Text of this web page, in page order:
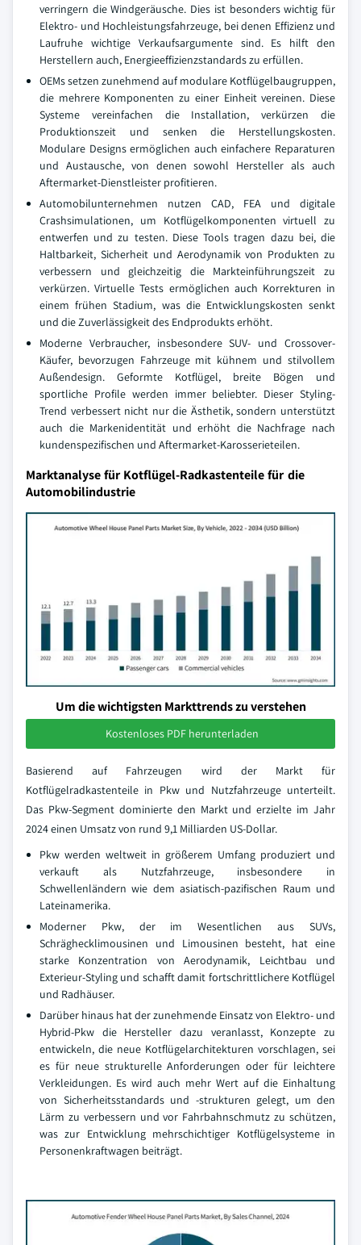
verringern die Windgeräusche. Dies ist besonders wichtig für
Elektro- und Hochleistungsfahrzeuge, bei denen Effizienz und
Laufruhe wichtige Verkaufsargumente sind. Es hilft den
Herstellern auch, Energieeffizienzstandards zu erfüllen.
OEMs setzen zunehmend auf modulare Kotflügelbaugruppen,
die mehrere Komponenten zu einer Einheit vereinen. Diese
Systeme vereinfachen die Installation, verkürzen die
Produktionszeit und senken die Herstellungskosten.
Modulare Designs ermöglichen auch einfachere Reparaturen
und Austausche, von denen sowohl Hersteller als auch
Aftermarket-Dienstleister profitieren.
Automobilunternehmen nutzen CAD, FEA und digitale
Crashsimulationen, um Kotflügelkomponenten virtuell zu
entwerfen und zu testen. Diese Tools tragen dazu bei, die
Haltbarkeit, Sicherheit und Aerodynamik von Produkten zu
verbessern und gleichzeitig die Markteinführungszeit zu
verkürzen. Virtuelle Tests ermöglichen auch Korrekturen in
einem frühen Stadium, was die Entwicklungskosten senkt
und die Zuverlässigkeit des Endprodukts erhöht.
Moderne Verbraucher, insbesondere SUV- und Crossover-
Käufer, bevorzugen Fahrzeuge mit kühnem und stilvollem
Außendesign. Geformte Kotflügel, breite Bögen und
sportliche Profile werden immer beliebter. Dieser Styling-
Trend verbessert nicht nur die Ästhetik, sondern unterstützt
auch die Markenidentität und erhöht die Nachfrage nach
kundenspezifischen und Aftermarket-Karosserieteilen.
Marktanalyse für Kotflügel-Radkastenteile für die
Automobilindustrie
Um die wichtigsten Markttrends zu verstehen
Kostenloses PDF herunterladen
Basierend auf Fahrzeugen wird der Markt für
Kotflügelradkastenteile in Pkw und Nutzfahrzeuge unterteilt.
Das Pkw-Segment dominierte den Markt und erzielte im Jahr
2024 einen Umsatz von rund 9,1 Milliarden US-Dollar.
Pkw werden weltweit in größerem Umfang produziert und
verkauft als Nutzfahrzeuge, insbesondere in
Schwellenländern wie dem asiatisch-pazifischen Raum und
Lateinamerika.
Moderner Pkw, der im Wesentlichen aus SUVs,
Schräghecklimousinen und Limousinen besteht, hat eine
starke Konzentration von Aerodynamik, Leichtbau und
Exterieur-Styling und schafft damit fortschrittlichere Kotflügel
und Radhäuser.
Darüber hinaus hat der zunehmende Einsatz von Elektro- und
Hybrid-Pkw die Hersteller dazu veranlasst, Konzepte zu
entwickeln, die neue Kotflügelarchitekturen vorschlagen, sei
es für neue strukturelle Anforderungen oder für leichtere
Verkleidungen. Es wird auch mehr Wert auf die Einhaltung
von Sicherheitsstandards und -strukturen gelegt, um den
Lärm zu verbessern und vor Fahrbahnschmutz zu schützen,
was zur Entwicklung mehrschichtiger Kotflügelsysteme in
Personenkraftwagen beiträgt.